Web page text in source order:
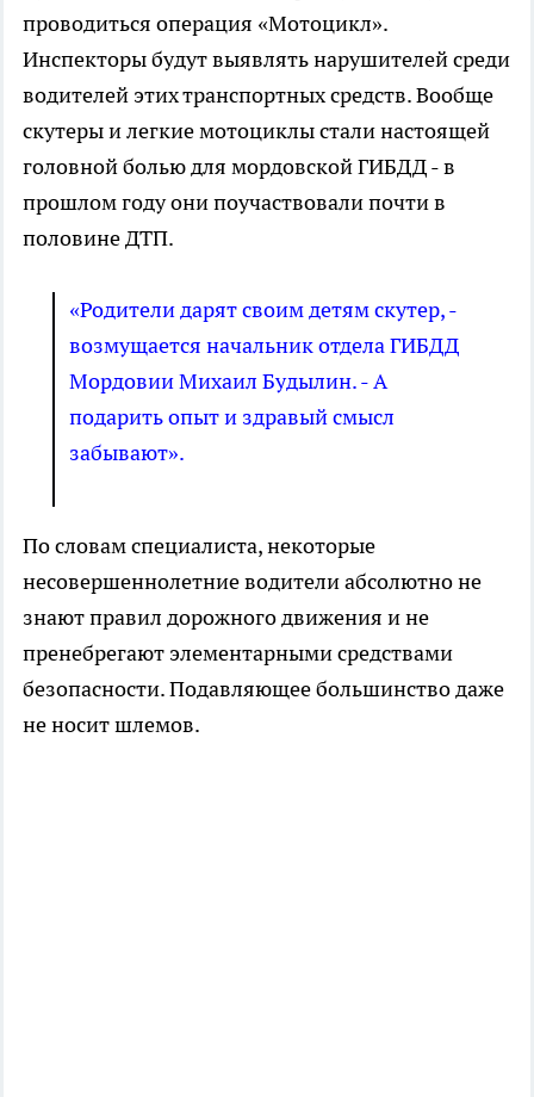
проводиться операция «Мотоцикл».
Инспекторы будут выявлять нарушителей среди
водителей этих транспортных средств. Вообще
скутеры и легкие мотоциклы стали настоящей
головной болью для мордовской ГИБДД - в
прошлом году они поучаствовали почти в
половине ДТП.
«Родители дарят своим детям скутер, -
возмущается начальник отдела ГИБДД
Мордовии Михаил Будылин. - А
подарить опыт и здравый смысл
забывают».
По словам специалиста, некоторые
несовершеннолетние водители абсолютно не
знают правил дорожного движения и не
пренебрегают элементарными средствами
безопасности. Подавляющее большинство даже
не носит шлемов.